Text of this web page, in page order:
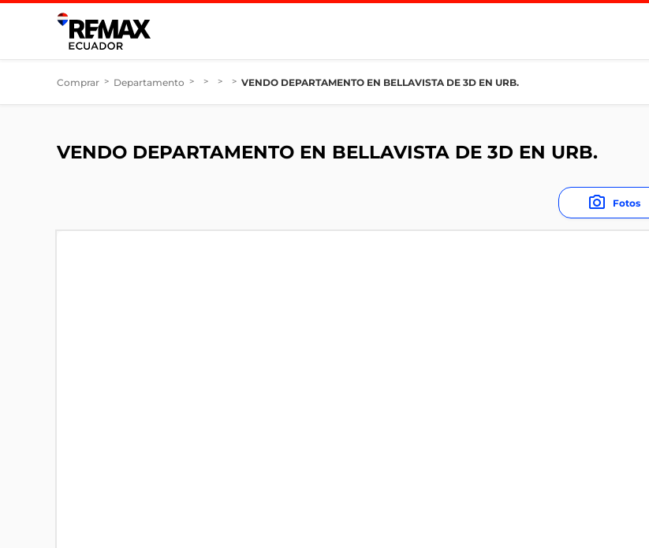
Comprar > Departamento > > > > VENDO DEPARTAMENTO EN BELLAVISTA DE 3D EN URB.
VENDO DEPARTAMENTO EN BELLAVISTA DE 3D EN URB.
Fotos